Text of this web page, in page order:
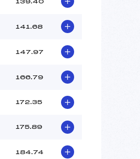
139.40
141.68
147.97
166.79
172.35
175.89
184.74